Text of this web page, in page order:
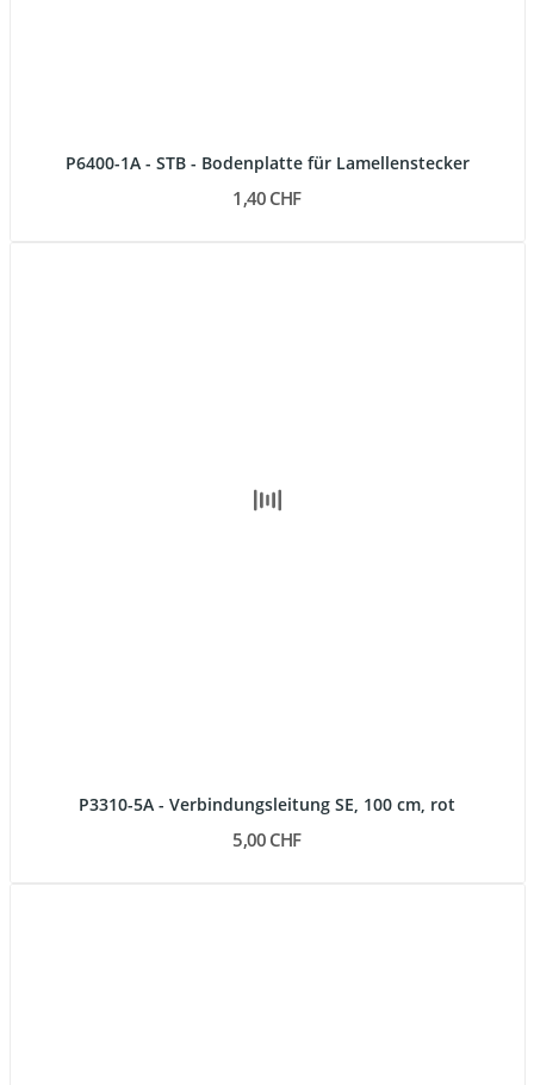
P6400-1A - STB - Bodenplatte für Lamellenstecker
1,40 CHF
P3310-5A - Verbindungsleitung SE, 100 cm, rot
5,00 CHF